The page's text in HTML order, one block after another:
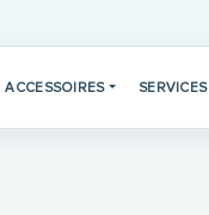
ACCESSOIRES SERVICES